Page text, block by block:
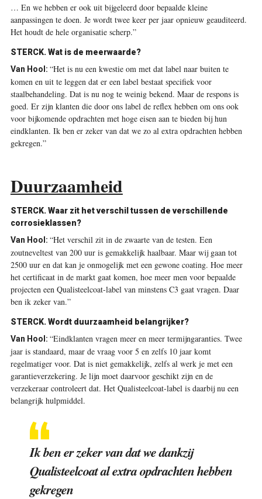
… En we hebben er ook uit bijgeleerd door bepaalde kleine
aanpassingen te doen. Je wordt twee keer per jaar opnieuw geauditeerd.
Het houdt de hele organisatie scherp.”
STERCK. Wat is de meerwaarde?
Van Hool: “Het is nu een kwestie om met dat label naar buiten te
komen en uit te leggen dat er een label bestaat specifiek voor
staalbehandeling. Dat is nu nog te weinig bekend. Maar de respons is
goed. Er zijn klanten die door ons label de reflex hebben om ons ook
voor bijkomende opdrachten met hoge eisen aan te bieden bij hun
eindklanten. Ik ben er zeker van dat we zo al extra opdrachten hebben
gekregen.”
Duurzaamheid
STERCK. Waar zit het verschil tussen de verschillende
corrosieklassen?
Van Hool: “Het verschil zit in de zwaarte van de testen. Een
zoutneveltest van 200 uur is gemakkelijk haalbaar. Maar wij gaan tot
2500 uur en dat kan je onmogelijk met een gewone coating. Hoe meer
het certificaat in de markt gaat komen, hoe meer men voor bepaalde
projecten een Qualisteelcoat-label van minstens C3 gaat vragen. Daar
ben ik zeker van.”
STERCK. Wordt duurzaamheid belangrijker?
Van Hool: “Eindklanten vragen meer en meer termijngaranties. Twee
jaar is standaard, maar de vraag voor 5 en zelfs 10 jaar komt
regelmatiger voor. Dat is niet gemakkelijk, zelfs al werk je met een
garantieverzekering. Je lijn moet daarvoor geschikt zijn en de
verzekeraar controleert dat. Het Qualisteelcoat-label is daarbij nu een
belangrijk hulpmiddel.
Ik ben er zeker van dat we dankzij
Qualisteelcoat al extra opdrachten hebben
gekregen